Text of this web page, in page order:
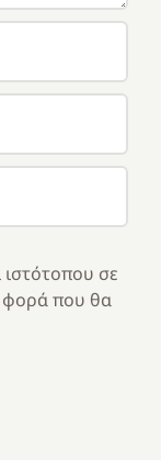
σε
φορά που θα